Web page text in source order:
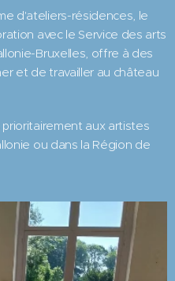
d'ateliers-résidences, le
avec le Service des arts
Bruxelles, offre à des
et de travailler au château
aux artistes
ou dans la Région de